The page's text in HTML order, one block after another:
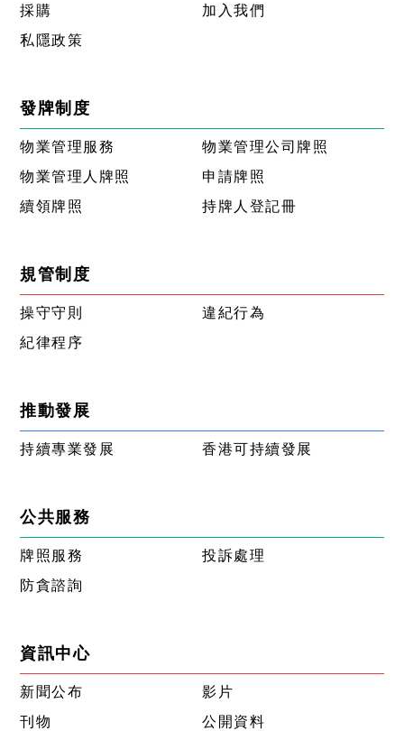
採購
加入我們
私隱政策
發牌制度
物業管理服務
物業管理公司牌照
物業管理人牌照
申請牌照
續領牌照
持牌人登記冊
規管制度
操守守則
違紀行為
紀律程序
推動發展
持續專業發展 香港可持續發展
公共服務
牌照服務
投訴處理
防貪諮詢
資訊中心
新聞公布
影片
刊物
公開資料